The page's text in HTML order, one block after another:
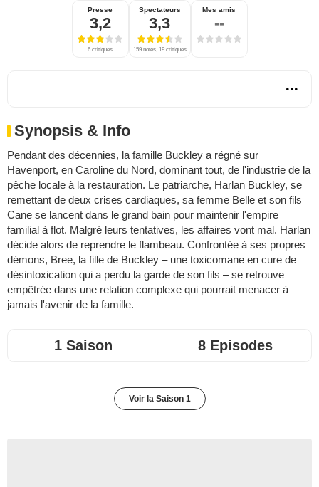
Presse
3,2
6 critiques
Spectateurs
3,3
159 notes, 19 critiques
Mes amis
--
Synopsis & Info
Pendant des décennies, la famille Buckley a régné sur
Havenport, en Caroline du Nord, dominant tout, de l'industrie de la
pêche locale à la restauration. Le patriarche, Harlan Buckley, se
remettant de deux crises cardiaques, sa femme Belle et son fils
Cane se lancent dans le grand bain pour maintenir l'empire
familial à flot. Malgré leurs tentatives, les affaires vont mal. Harlan
décide alors de reprendre le flambeau. Confrontée à ses propres
démons, Bree, la fille de Buckley – une toxicomane en cure de
désintoxication qui a perdu la garde de son fils – se retrouve
empêtrée dans une relation complexe qui pourrait menacer à
jamais l'avenir de la famille.
1 Saison 8 Episodes
Voir la Saison 1